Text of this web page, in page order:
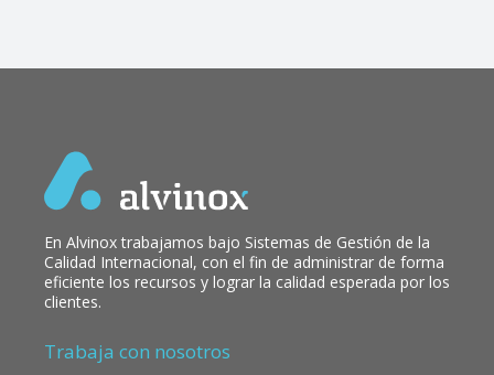
En Alvinox trabajamos bajo Sistemas de Gestión de la
Calidad Internacional, con el fin de administrar de forma
eficiente los recursos y lograr la calidad esperada por los
clientes.
Trabaja con nosotros